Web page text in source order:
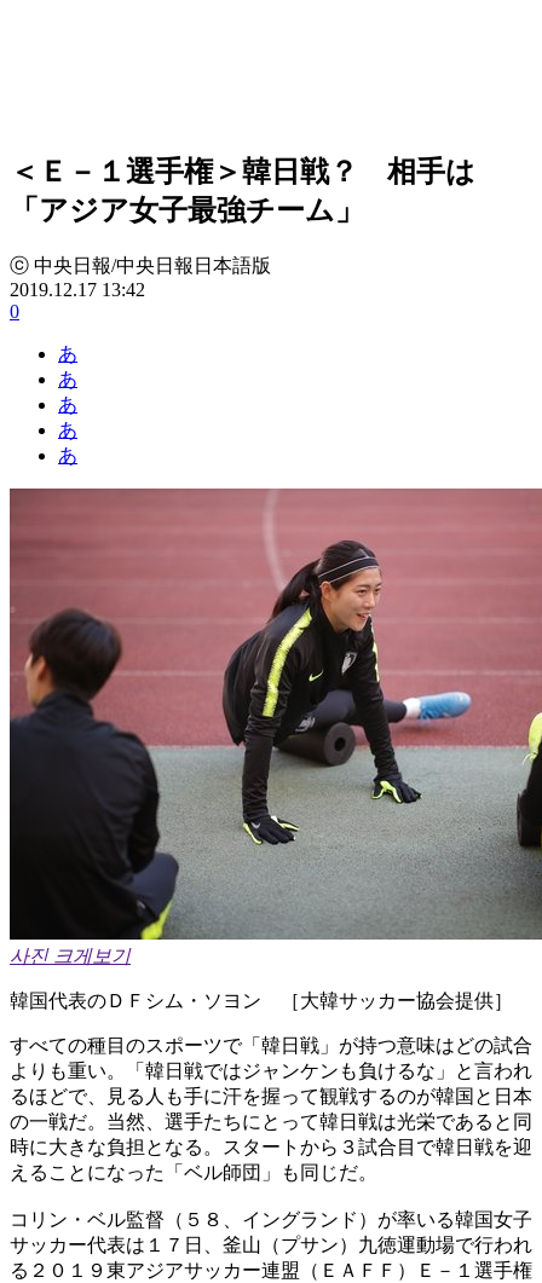
＜Ｅ－１選手権＞韓日戦？ 相手は
「アジア女子最強チーム」
ⓒ 中央日報/中央日報日本語版
2019.12.17 13:42
0
あ
あ
あ
あ
あ
사진 크게보기
韓国代表のＤＦシム・ソヨン ［大韓サッカー協会提供］
すべての種目のスポーツで「韓日戦」が持つ意味はどの試合
よりも重い。「韓日戦ではジャンケンも負けるな」と言われ
るほどで、見る人も手に汗を握って観戦するのが韓国と日本
の一戦だ。当然、選手たちにとって韓日戦は光栄であると同
時に大きな負担となる。スタートから３試合目で韓日戦を迎
えることになった「ベル師団」も同じだ。
コリン・ベル監督（５８、イングランド）が率いる韓国女子
サッカー代表は１７日、釜山（プサン）九徳運動場で行われ
る２０１９東アジアサッカー連盟（ＥＡＦＦ）Ｅ－１選手権